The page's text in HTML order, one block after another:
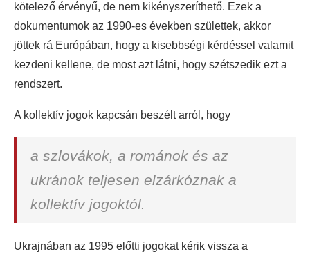
kötelező érvényű, de nem kikényszeríthető. Ezek a
dokumentumok az 1990-es években születtek, akkor
jöttek rá Európában, hogy a kisebbségi kérdéssel valamit
kezdeni kellene, de most azt látni, hogy szétszedik ezt a
rendszert.
A kollektív jogok kapcsán beszélt arról, hogy
a szlovákok, a románok és az
ukránok teljesen elzárkóznak a
kollektív jogoktól.
Ukrajnában az 1995 előtti jogokat kérik vissza a